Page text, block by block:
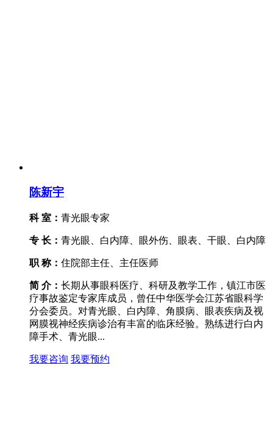
陈新宇
科 室： 青光眼专家
专 长： 青光眼、白内障、眼外伤、眼表、干眼、白内障
职 称： 住院部主任、主任医师
简 介： 长期从事眼科医疗、科研及教学工作，镇江市医
疗事故鉴定专家库成员，曾任中华医学会江苏省眼科学
分会委员。对青光眼、白内障、角膜病、眼表疾病及视
网膜视神经疾病诊治有丰富的临床经验。熟练进行白内
障手术、青光眼...
我要咨询 我要预约